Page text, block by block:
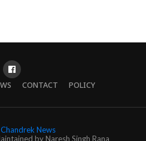
CONTACT POLICY
Chandrek News
by Naresh Singh Rana